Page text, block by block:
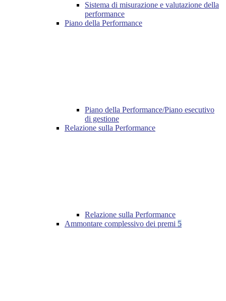
Sistema di misurazione e valutazione della
performance
Piano della Performance
Piano della Performance/Piano esecutivo
di gestione
Relazione sulla Performance
Relazione sulla Performance
Ammontare complessivo dei premi 5